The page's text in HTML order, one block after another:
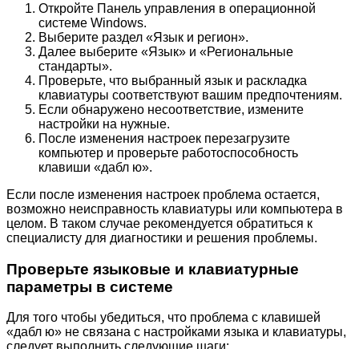
Откройте Панель управления в операционной
системе Windows.
Выберите раздел «Язык и регион».
Далее выберите «Язык» и «Региональные
стандарты».
Проверьте, что выбранный язык и раскладка
клавиатуры соответствуют вашим предпочтениям.
Если обнаружено несоответствие, измените
настройки на нужные.
После изменения настроек перезагрузите
компьютер и проверьте работоспособность
клавиши «дабл ю».
Если после изменения настроек проблема остается,
возможно неисправность клавиатуры или компьютера в
целом. В таком случае рекомендуется обратиться к
специалисту для диагностики и решения проблемы.
Проверьте языковые и клавиатурные
параметры в системе
Для того чтобы убедиться, что проблема с клавишей
«дабл ю» не связана с настройками языка и клавиатуры,